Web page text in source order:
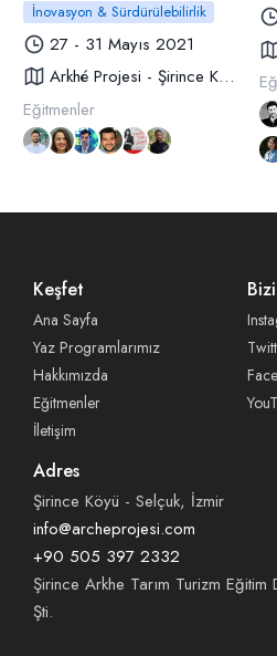
İnovasyon & Sürdürülebilirlik
27 - 31 Mayıs 2021
Arkhé Projesi - Şirince Köyü
Eğitmenler
Keşfet
Ana Sayfa
Yaz Programlarımız
Hakkımızda
Eğitmenler
İletişim
Adres
Şirince Köyü - Selçuk, İzmir
info@archeprojesi.com
+90 505 397 2332
Şirince Arkhe Tarım Turizm Eğitim
Şti.